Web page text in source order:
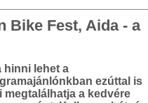
Bike Fest, Aida - a
hinni lehet a
ezúttal is
a kedvére